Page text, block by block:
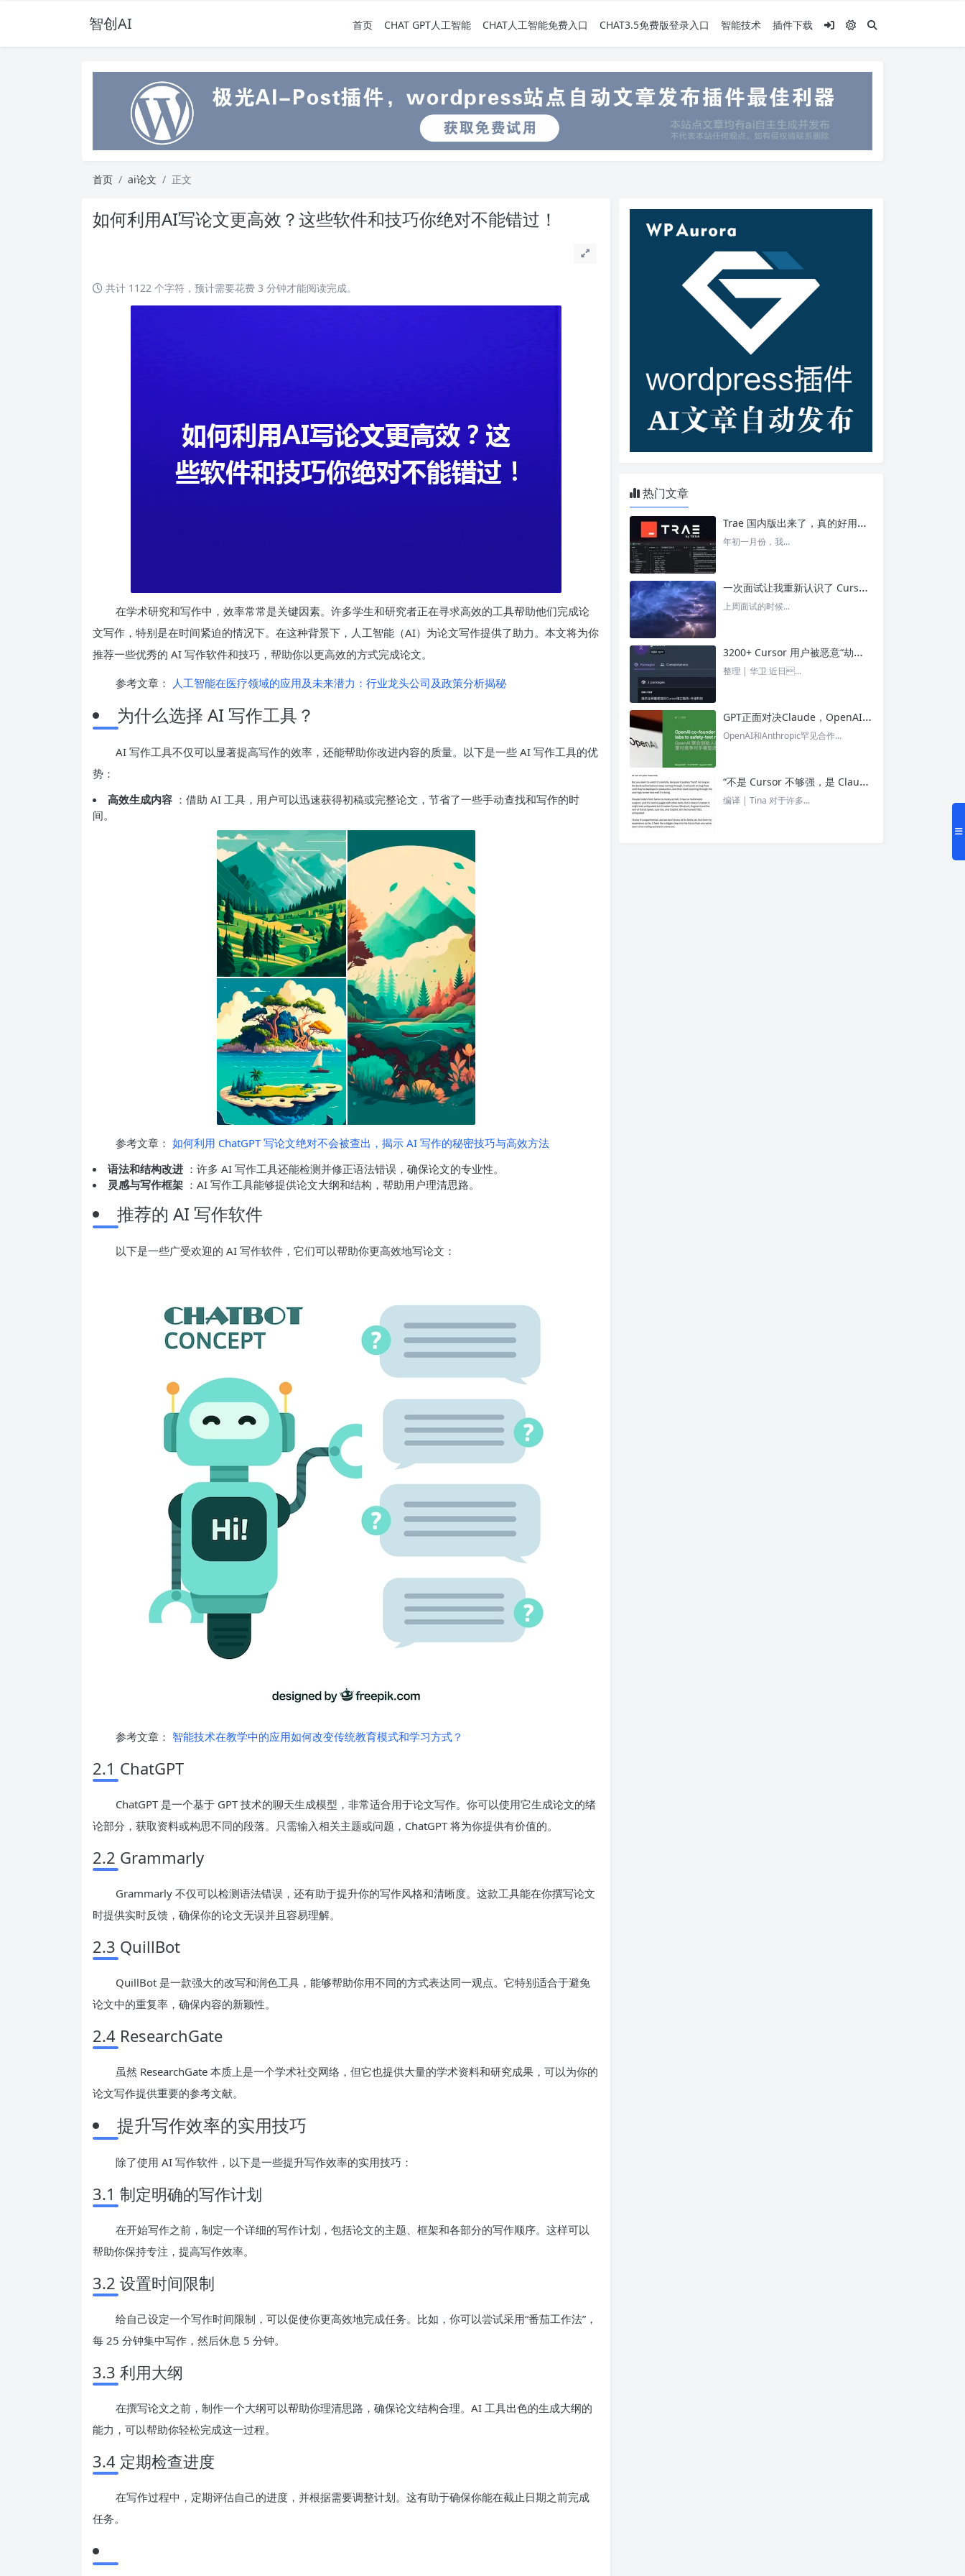
智创AI 首页 CHAT GPT人工智能 CHAT人工智能免费入口 CHAT3.5免费版登录入口 智能技术 插件下载
首页 ai论文 正文
如何利用AI写论文更高效？这些软件和技巧你绝对不能错过！
共计 1122 个字符，预计需要花费 3 分钟才能阅读完成。
在学术研究和写作中，效率常常是关键因素。许多学生和研究者正在寻求高效的工具帮助他们完成论
文写作，特别是在时间紧迫的情况下。在这种背景下，人工智能（AI）为论文写作提供了助力。本文将为你
推荐一些优秀的 AI 写作软件和技巧，帮助你以更高效的方式完成论文。
参考文章：
人工智能在医疗领域的应用及未来潜力：行业龙头公司及政策分析揭秘
为什么选择 AI 写作工具？
AI 写作工具不仅可以显著提高写作的效率，还能帮助你改进内容的质量。以下是一些 AI 写作工具的优
势：
高效生成内容 ：借助 AI 工具，用户可以迅速获得初稿或完整论文，节省了一些手动查找和写作的时
间。
参考文章： 如何利用 ChatGPT 写论文绝对不会被查出，揭示 AI 写作的秘密技巧与高效方法
语法和结构改进 ：许多 AI 写作工具还能检测并修正语法错误，确保论文的专业性。
灵感与写作框架 ：AI 写作工具能够提供论文大纲和结构，帮助用户理清思路。
推荐的 AI 写作软件
以下是一些广受欢迎的 AI 写作软件，它们可以帮助你更高效地写论文：
参考文章： 智能技术在教学中的应用如何改变传统教育模式和学习方式？
2.1 ChatGPT
ChatGPT 是一个基于 GPT 技术的聊天生成模型，非常适合用于论文写作。你可以使用它生成论文的绪
论部分，获取资料或构思不同的段落。只需输入相关主题或问题，ChatGPT 将为你提供有价值的。
2.2 Grammarly
Grammarly 不仅可以检测语法错误，还有助于提升你的写作风格和清晰度。这款工具能在你撰写论文
时提供实时反馈，确保你的论文无误并且容易理解。
2.3 QuillBot
QuillBot 是一款强大的改写和润色工具，能够帮助你用不同的方式表达同一观点。它特别适合于避免
论文中的重复率，确保内容的新颖性。
2.4 ResearchGate
虽然 ResearchGate 本质上是一个学术社交网络，但它也提供大量的学术资料和研究成果，可以为你的
论文写作提供重要的参考文献。
提升写作效率的实用技巧
除了使用 AI 写作软件，以下是一些提升写作效率的实用技巧：
3.1 制定明确的写作计划
在开始写作之前，制定一个详细的写作计划，包括论文的主题、框架和各部分的写作顺序。这样可以
帮助你保持专注，提高写作效率。
3.2 设置时间限制
给自己设定一个写作时间限制，可以促使你更高效地完成任务。比如，你可以尝试采用“番茄工作法”，
每 25 分钟集中写作，然后休息 5 分钟。
3.3 利用大纲
在撰写论文之前，制作一个大纲可以帮助你理清思路，确保论文结构合理。AI 工具出色的生成大纲的
能力，可以帮助你轻松完成这一过程。
3.4 定期检查进度
在写作过程中，定期评估自己的进度，并根据需要调整计划。这有助于确保你能在截止日期之前完成
任务。
热门文章
Trae 国内版出来了，真的好用吗？ – 今日头条
年初一月份，我...
一次面试让我重新认识了 Cursor – 今日头条
上周面试的时候...
3200+ Cursor 用户被恶意“劫持”！贪图“便宜 API”却惨遭收割， AI 开发者们要小心了 – 今日头条
整理 | 华卫 近日...
GPT正面对决Claude，OpenAI竟没全赢，AI安全「极限大测」真相曝光 – 今日头条
OpenAI和Anthropic罕见合作...
“不是 Cursor 不够强，是 Claude Code 太猛了” ！创始人详解Claude Code如何改写编程方式 – 今日头条
编译 | Tina 对于许多...